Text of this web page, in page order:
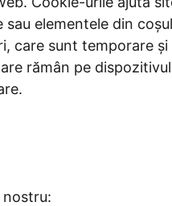
elementele din
care sunt temporare
rămân pe
nostru: